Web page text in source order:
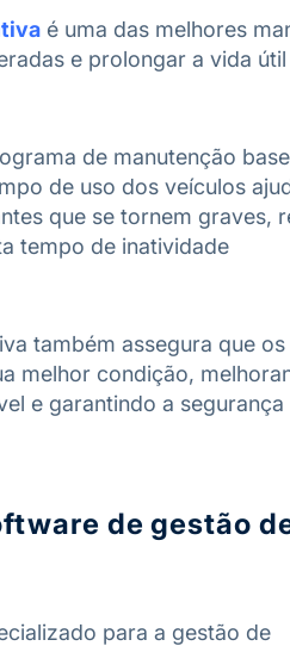
é uma das melhores
e prolongar a vida
de manutenção
de uso dos veículos
que se tornem graves,
tempo de inatividade
também assegura que os
melhor condição,
e garantindo a segurança
de gestão
para a gestão de